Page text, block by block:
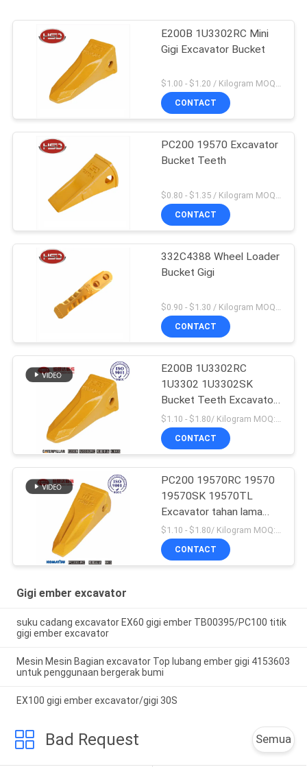
E200B 1U3302RC Mini
Gigi Excavator Bucket
$1.00 - $1.20 / Kilogram MOQ:100 Kilogram / kilogram
CONTACT
PC200 19570 Excavator
Bucket Teeth
$0.80 - $1.35 / Kilogram MOQ:100 Kilogram / kilogram
CONTACT
332C4388 Wheel Loader
Bucket Gigi
CONTACT
E200B 1U3302RC
1U3302 1U3302SK
Bucket Teeth Excavator
Produksi massal
CONTACT
PC200 19570RC 19570
19570SK 19570TL
Excavator tahan lama
Bucket Teeth Untuk
Komatsu
$1.10 - $1.80/ Kilogram MOQ:100 Kilogram/Kilogram
CONTACT
Gigi ember excavator
suku cadang excavator EX60 gigi ember TB00395/PC100 titik
gigi ember excavator
Mesin Mesin Bagian excavator Top lubang ember gigi 4153603
untuk penggunaan bergerak bumi
EX100 gigi ember excavator/gigi 30S
Bad Request Semua